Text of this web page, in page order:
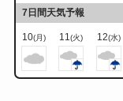
7日間天気予報
10(月) 11(火) 12(水)